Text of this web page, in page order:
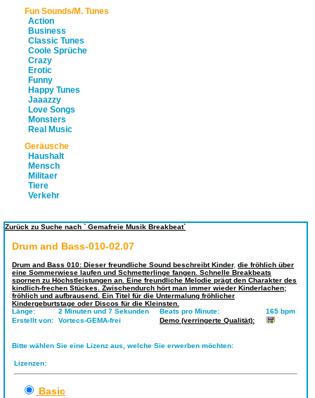
Fun Sounds/M. Tunes
Action
Business
Classic Tunes
Coole Sprüche
Crazy
Erotic
Funny
Happy Tunes
Jaaazzy
Love Songs
Monsters
Real Music
Geräusche
Haushalt
Mensch
Militaer
Tiere
Verkehr
Zurück zu Suche nach ` Gemafreie Musik Breakbeat`
Drum and Bass-010-02.07
Drum and Bass 010: Dieser freundliche Sound beschreibt Kinder, die fröhlich über
eine Sommerwiese laufen und Schmetterlinge fangen. Schnelle Breakbeats
spornen zu Höchstleistungen an. Eine freundliche Melodie prägt den Charakter des
kindlich-frechen Stückes. Zwischendurch hört man immer wieder Kinderlachen;
fröhlich und aufbrausend. Ein Titel für die Untermalung fröhlicher
Kindergeburtstage oder Discos für die Kleinsten.
Länge:
2 Minuten und 7 Sekunden Beats pro Minute:
165 bpm
Erstellt von:
Vortecs-GEMA-frei Demo (verringerte Qualität):
Bitte wählen Sie eine Lizenz aus, welche Sie erwerben möchten:
Lizenzen:
Basic